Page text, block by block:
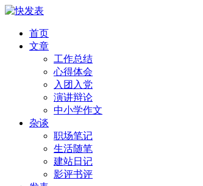
首页
文章
工作总结
心得体会
入团入党
演讲辩论
中小学作文
杂谈
职场笔记
生活随笔
建站日记
影评书评